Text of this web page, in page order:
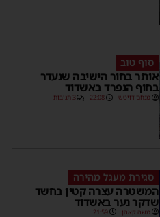
סוף טוב
אותר בחור הישיבה שנעדר
בחוף הנפרד באשדוד
מנחם דויטש 22:08 3 תגובות
סגירת מעגל מהירה
המשטרה עצרה קטין בחשד
שדקר נער באשדוד
משה קאהן 21:59